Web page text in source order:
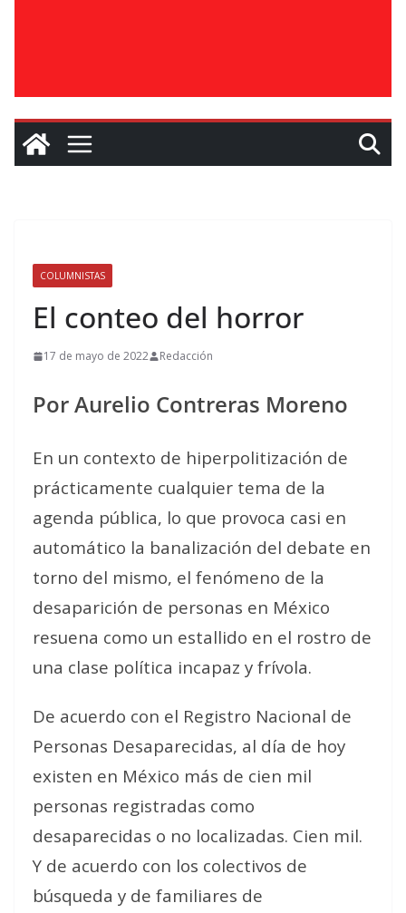
COLUMNISTAS
El conteo del horror
17 de mayo de 2022 Redacción
Por Aurelio Contreras Moreno
En un contexto de hiperpolitización de
prácticamente cualquier tema de la
agenda pública, lo que provoca casi en
automático la banalización del debate en
torno del mismo, el fenómeno de la
desaparición de personas en México
resuena como un estallido en el rostro de
una clase política incapaz y frívola.
De acuerdo con el Registro Nacional de
Personas Desaparecidas, al día de hoy
existen en México más de cien mil
personas registradas como
desaparecidas o no localizadas. Cien mil.
Y de acuerdo con los colectivos de
búsqueda y de familiares de